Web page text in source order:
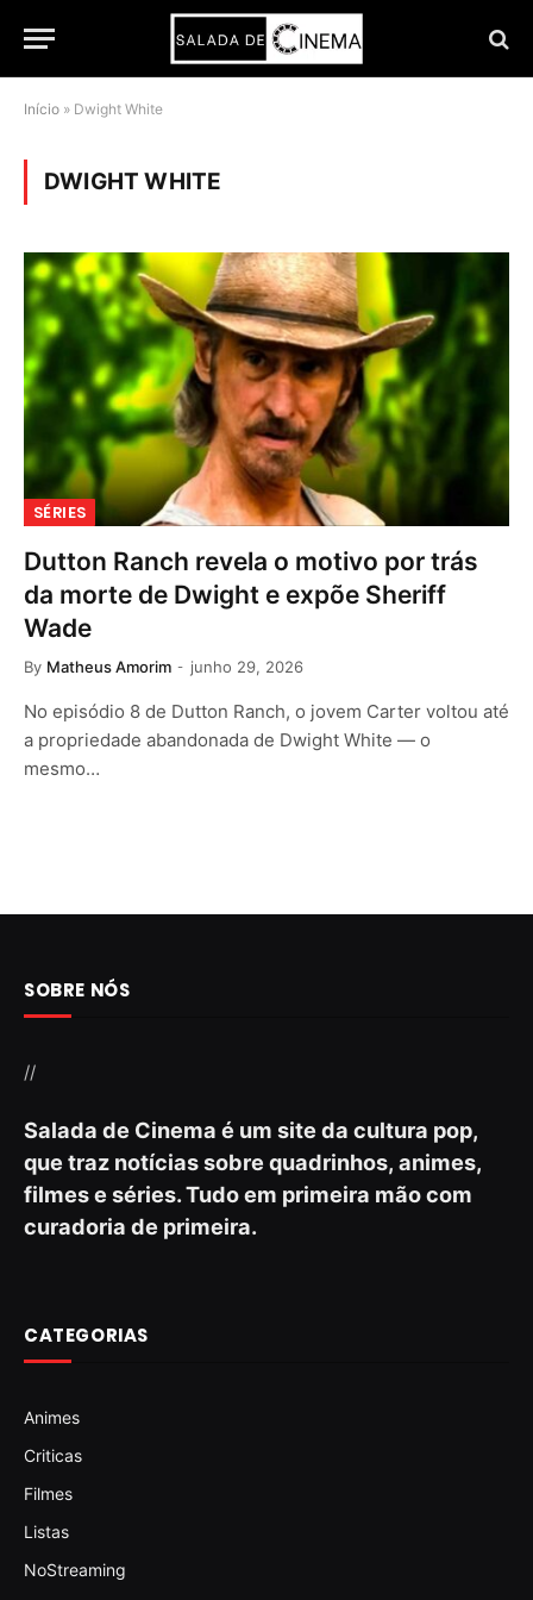
Início » Dwight White
DWIGHT WHITE
SÉRIES
Dutton Ranch revela o motivo por trás
da morte de Dwight e expõe Sheriff
Wade
By Matheus Amorim junho 29, 2026
No episódio 8 de Dutton Ranch, o jovem Carter voltou até
a propriedade abandonada de Dwight White — o
mesmo…
SOBRE NÓS
//
Salada de Cinema é um site da cultura pop,
que traz notícias sobre quadrinhos, animes,
filmes e séries. Tudo em primeira mão com
curadoria de primeira.
CATEGORIAS
Animes
Criticas
Filmes
Listas
NoStreaming